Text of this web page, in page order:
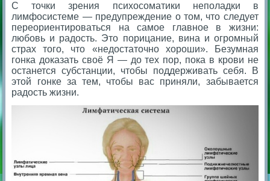
С точки зрения психосоматики неполадки в
лимфосистеме — предупреждение о том, что следует
переориентироваться на самое главное в жизни:
любовь и радость. Это порицание, вина и огромный
страх того, что «недостаточно хороши». Безумная
гонка доказать своё Я — до тех пор, пока в крови не
останется субстанции, чтобы поддерживать себя. В
этой гонке за тем, чтобы вас приняли, забывается
радость жизни.